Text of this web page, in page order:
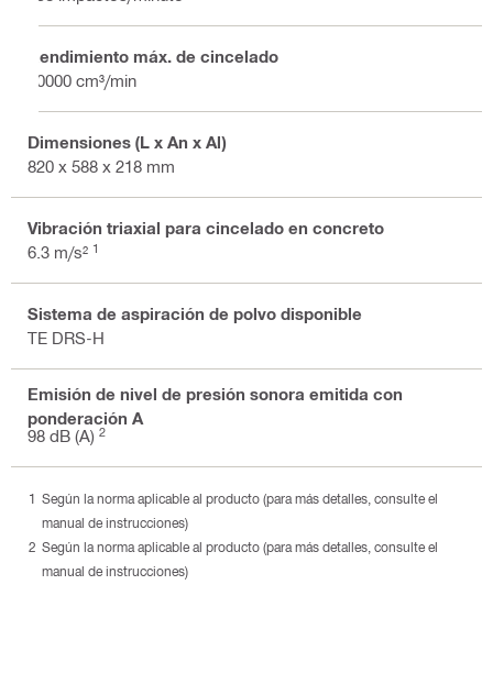
Rendimiento máx. de cincelado
60000 cm³/min
Dimensiones (L x An x Al)
820 x 588 x 218 mm
Vibración triaxial para cincelado en concreto
6.3 m/s² 1
Sistema de aspiración de polvo disponible
TE DRS-H
Emisión de nivel de presión sonora emitida con
ponderación A
98 dB (A) 2
Según la norma aplicable al producto (para más detalles, consulte el
manual de instrucciones)
Según la norma aplicable al producto (para más detalles, consulte el
manual de instrucciones)